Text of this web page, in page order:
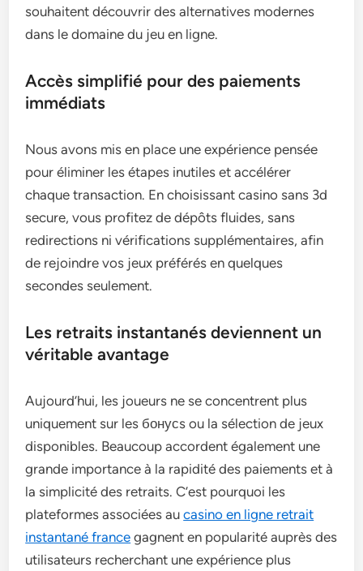
souhaitent découvrir des alternatives modernes
dans le domaine du jeu en ligne.
Accès simplifié pour des paiements
immédiats
Nous avons mis en place une expérience pensée
pour éliminer les étapes inutiles et accélérer
chaque transaction. En choisissant casino sans 3d
secure, vous profitez de dépôts fluides, sans
redirections ni vérifications supplémentaires, afin
de rejoindre vos jeux préférés en quelques
secondes seulement.
Les retraits instantanés deviennent un
véritable avantage
Aujourd’hui, les joueurs ne se concentrent plus
uniquement sur les бонусs ou la sélection de jeux
disponibles. Beaucoup accordent également une
grande importance à la rapidité des paiements et à
la simplicité des retraits. C’est pourquoi les
plateformes associées aucasino en ligne retrait
instantané france gagnent en popularité auprès des
utilisateurs recherchant une expérience plus